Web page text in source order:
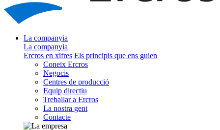
La companyia
La companyia
Ercros en xifres Els principis que ens guien
Coneix Ercros
Negocis
Centres de producció
Equip directiu
Treballar a Ercros
La nostra gent
Contacte